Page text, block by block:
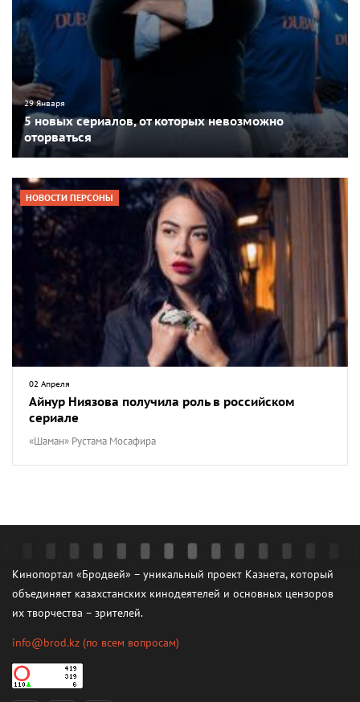
29 Января
5 новых сериалов, от которых невозможно
оторваться
НОВОСТИ ПЕРСОНЫ
02 Апреля
Айнур Ниязова получила роль в российском
сериале
«Шаман» Рустама Мосафира
Кинопортал «Бродвей» – уникальный проект Казнета, который
объединяет казахстанских кинодеятелей и основных цензоров
их творчества – зрителей.
info@brod.kz (по всем вопросам)